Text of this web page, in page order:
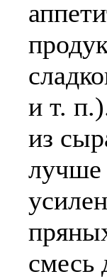
и т.
из
лучше
смесь